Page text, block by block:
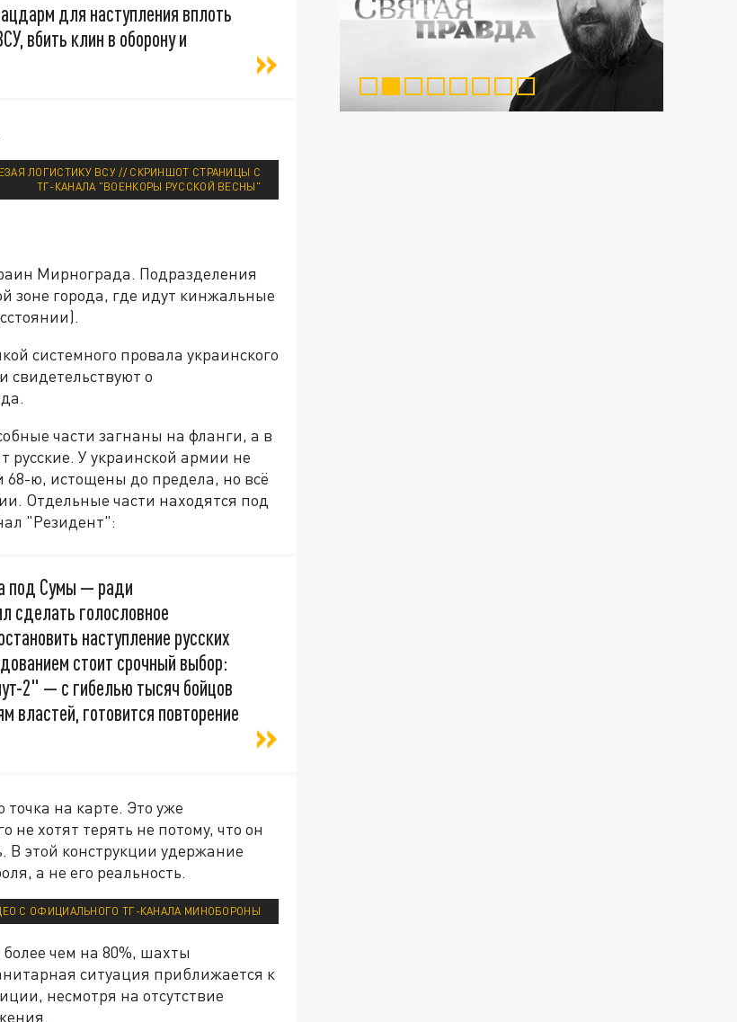
для наступления вплоть
вбить клин в оборону и
ЛОГИСТИКУ ВСУ // СКРИНШОТ СТРАНИЦЫ С
ТГ-КАНАЛА "ВОЕНКОРЫ РУССКОЙ ВЕСНЫ"
Мирнограда. Подразделения
зоне города, где идут кинжальные
системного провала украинского
свидетельствуют о
части загнаны на фланги, а в
русские. У украинской армии не
68-ю, истощены до предела, но всё
Отдельные части находятся под
"Резидент":
под Сумы — ради
сделать голословное
наступление русских
стоит срочный выбор:
2" — с гибелью тысяч бойцов
властей, готовится повторение
на карте. Это уже
не хотят терять не потому, что он
В этой конструкции удержание
а не его реальность.
С ОФИЦИАЛЬНОГО ТГ-КАНАЛА МИНОБОРОНЫ
чем на 80%, шахты
ситуация приближается к
несмотря на отсутствие